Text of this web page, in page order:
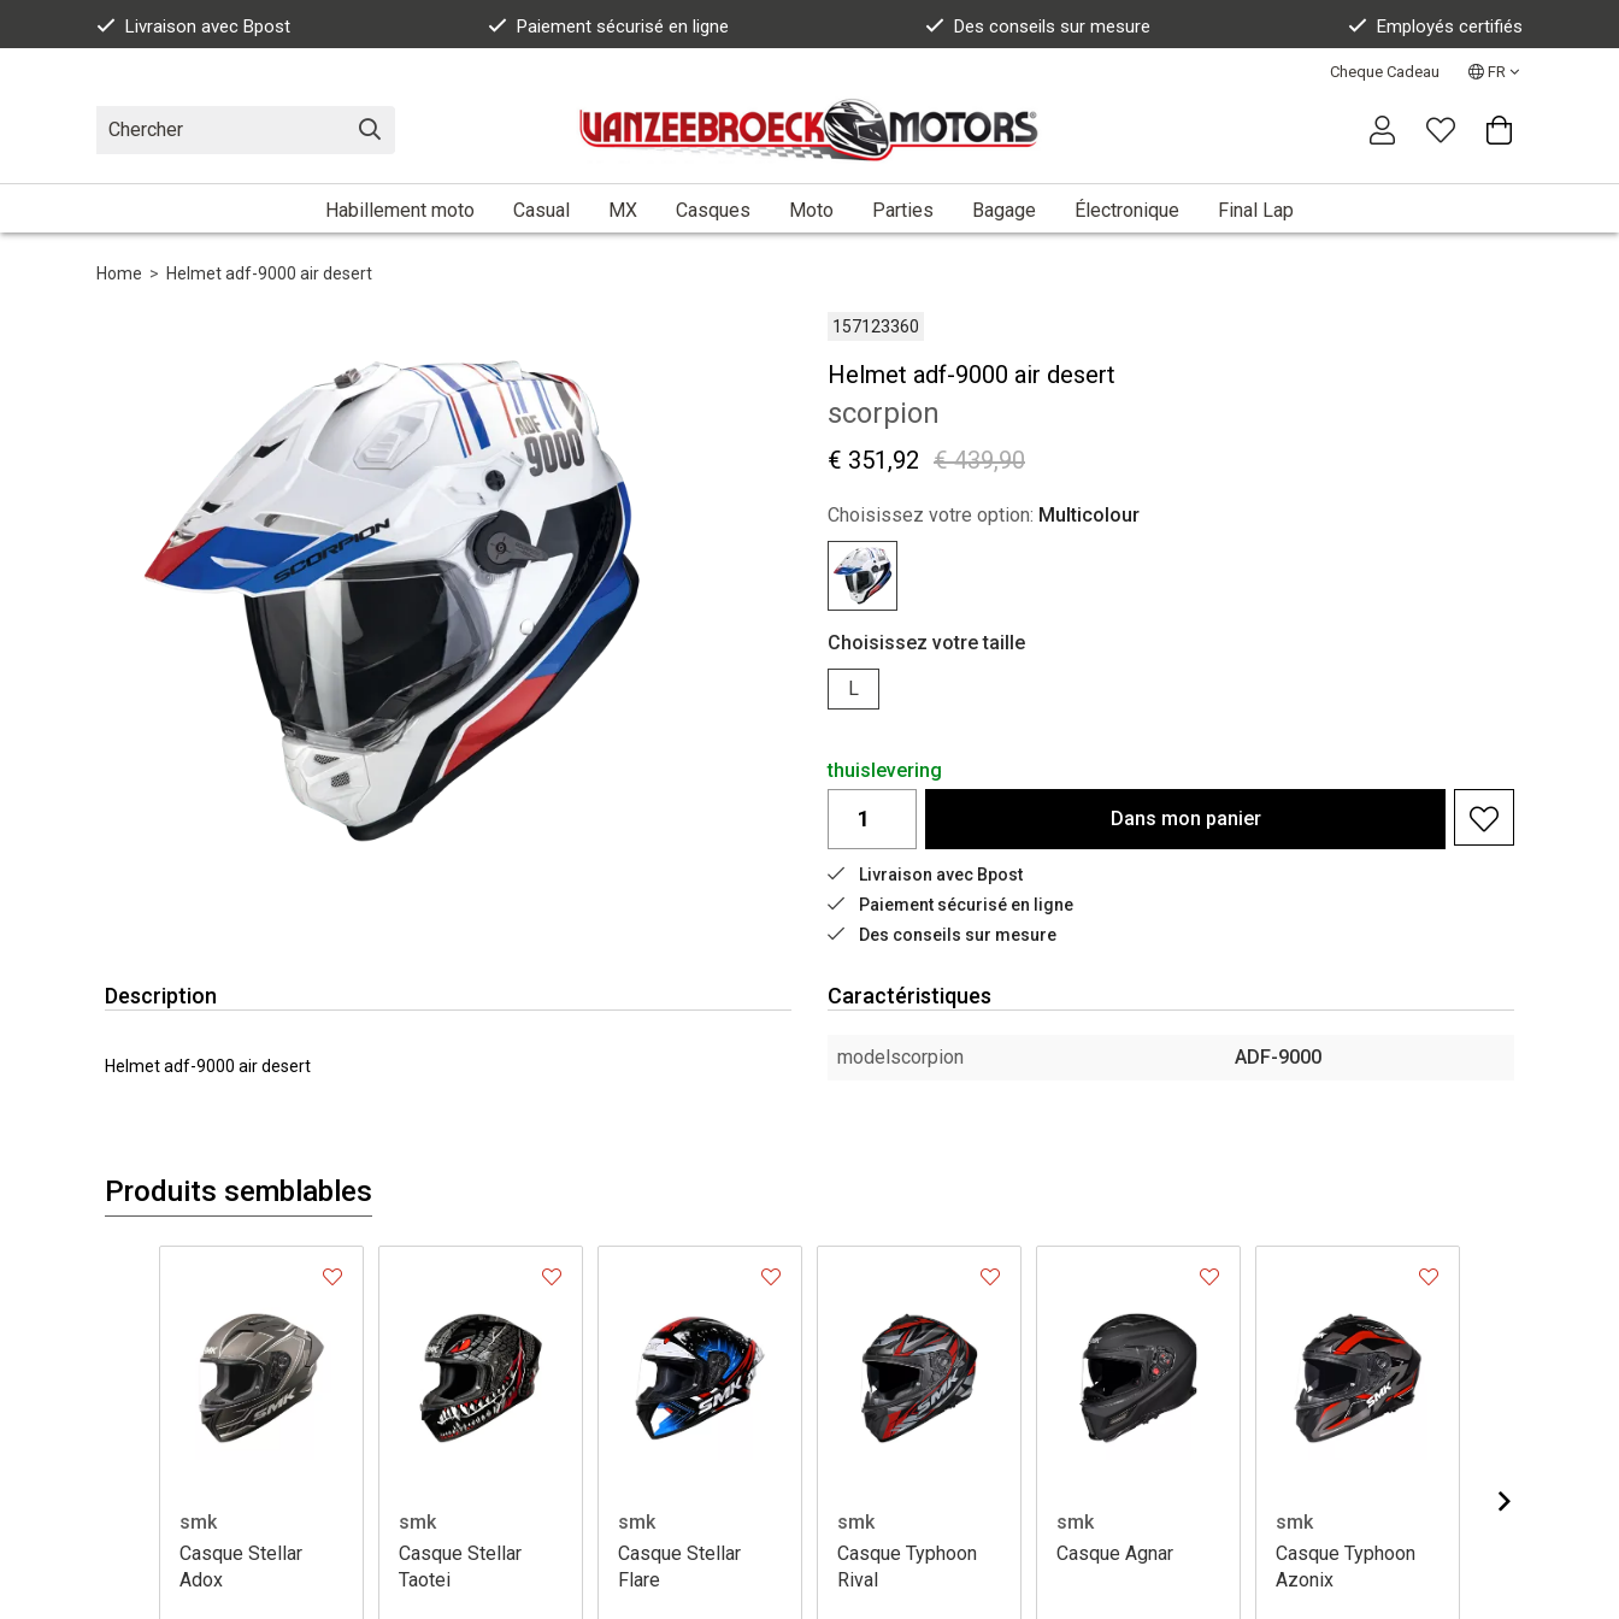
Livraison avec Bpost Paiement sécurisé en ligne Des conseils sur mesure Employés certifiés
Cheque Cadeau FR
Habillement moto Casual MX Casques Moto Parties Bagage Électronique Final Lap
Home > Helmet adf-9000 air desert
157123360
Helmet adf-9000 air desert
scorpion
€ 439,90
€ 351,92
Choisissez votre option: Multicolour
Choisissez votre taille
L
thuislevering
Dans mon panier
Livraison avec Bpost
Paiement sécurisé en ligne
Des conseils sur mesure
Description
Helmet adf-9000 air desert
Caractéristiques
modelscorpion ADF-9000
Produits semblables
smk
Casque Stellar
Adox
smk
Casque Stellar
Taotei
smk
Casque Stellar
Flare
smk
Casque Typhoon
Rival
smk
Casque Agnar
smk
Casque Typhoon
Azonix